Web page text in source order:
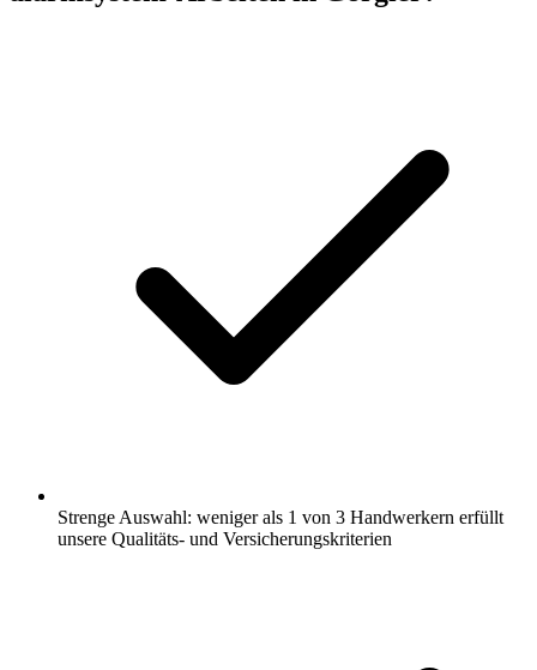
Strenge Auswahl: weniger als 1 von 3 Handwerkern erfüllt
unsere Qualitäts- und Versicherungskriterien